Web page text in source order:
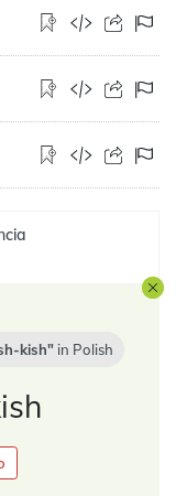
kish in Polish